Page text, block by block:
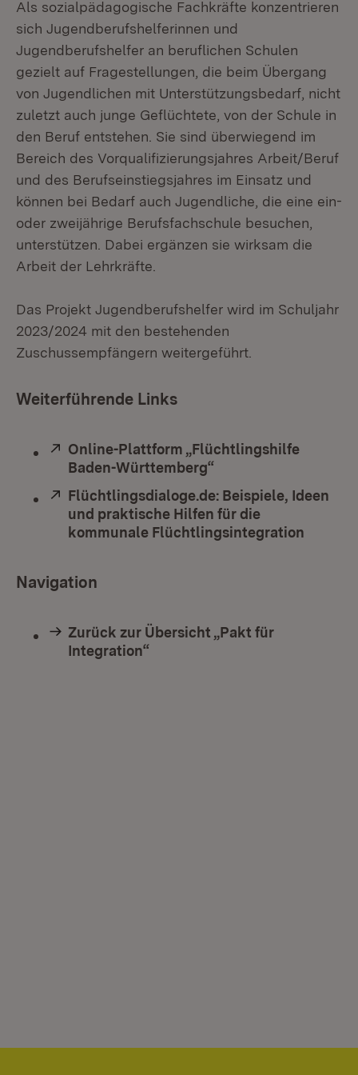
Als sozialpädagogische Fachkräfte konzentrieren
sich Jugendberufshelferinnen und
Jugendberufshelfer an beruflichen Schulen
gezielt auf Fragestellungen, die beim Übergang
von Jugendlichen mit Unterstützungsbedarf, nicht
zuletzt auch junge Geflüchtete, von der Schule in
den Beruf entstehen. Sie sind überwiegend im
Bereich des Vorqualifizierungsjahres Arbeit/Beruf
und des Berufseinstiegsjahres im Einsatz und
können bei Bedarf auch Jugendliche, die eine ein-
oder zweijährige Berufsfachschule besuchen,
unterstützen. Dabei ergänzen sie wirksam die
Arbeit der Lehrkräfte.
Das Projekt Jugendberufshelfer wird im Schuljahr
2023/2024 mit den bestehenden
Zuschussempfängern weitergeführt.
Weiterführende Links
Extern:
Online-Plattform „Flüchtlingshilfe
Baden-Württemberg“
Extern:
Flüchtlingsdialoge.de: Beispiele, Ideen
und praktische Hilfen für die
kommunale Flüchtlingsintegration
Navigation
Zurück zur Übersicht „Pakt für
Integration“